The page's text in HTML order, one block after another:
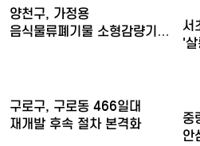
양천구, 가정용
음식물류폐기물 소형감량기
서
'
구로구, 구로동 466일대
재개발 후속 절차 본격화
중
안